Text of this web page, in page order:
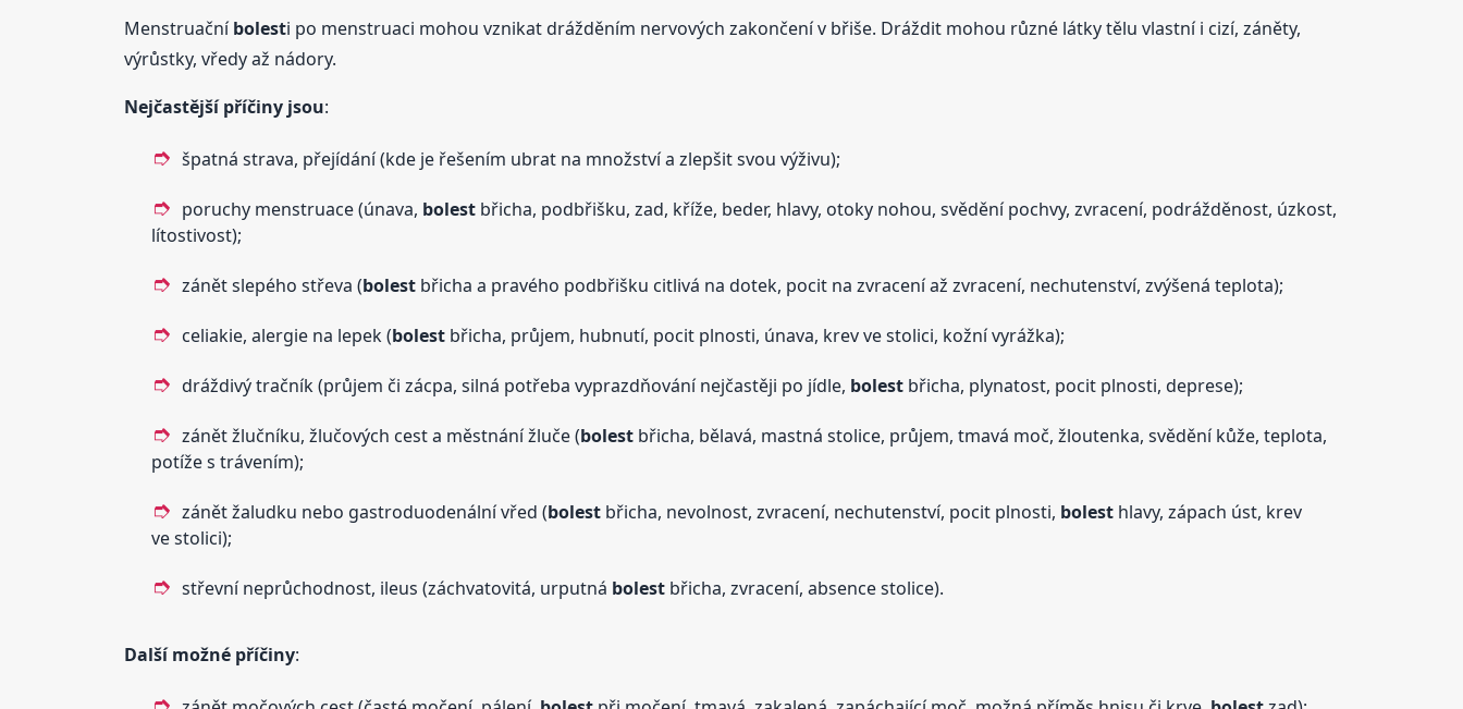
Menstruačníbolesti po menstruaci mohou vznikat drážděním nervových zakončení v břiše. Dráždit mohou různé látky tělu vlastní i cizí, záněty,
výrůstky, vředy až nádory.
Nejčastější příčiny jsou:
špatná strava, přejídání (kde je řešením ubrat na množství a zlepšit svou výživu);
poruchy menstruace (únava, bolestbřicha, podbřišku, zad, kříže, beder, hlavy, otoky nohou, svědění pochvy, zvracení, podrážděnost, úzkost,
lítostivost);
zánět slepého střeva (bolestbřicha a pravého podbřišku citlivá na dotek, pocit na zvracení až zvracení, nechutenství, zvýšená teplota);
celiakie, alergie na lepek (bolestbřicha, průjem, hubnutí, pocit plnosti, únava, krev ve stolici, kožní vyrážka);
dráždivý tračník (průjem či zácpa, silná potřeba vyprazdňování nejčastěji po jídle, bolestbřicha, plynatost, pocit plnosti, deprese);
zánět žlučníku, žlučových cest a městnání žluče (bolestbřicha, bělavá, mastná stolice, průjem, tmavá moč, žloutenka, svědění kůže, teplota,
potíže s trávením);
zánět žaludku nebo gastroduodenální vřed (bolestbřicha, nevolnost, zvracení, nechutenství, pocit plnosti, bolesthlavy, zápach úst, krev
ve stolici);
střevní neprůchodnost, ileus (záchvatovitá, urputná bolestbřicha, zvracení, absence stolice).
Další možné příčiny: